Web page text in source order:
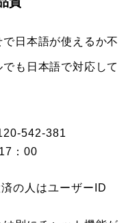
日本語が使えるか不
も日本語で対応して
542-381
：00
の人はユーザーID